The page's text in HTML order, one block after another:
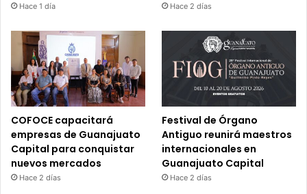
Hace 1 día Hace 2 días
COFOCE capacitará
empresas de Guanajuato
Capital para conquistar
nuevos mercados
Hace 2 días
Festival de Órgano
Antiguo reunirá maestros
internacionales en
Guanajuato Capital
Hace 2 días